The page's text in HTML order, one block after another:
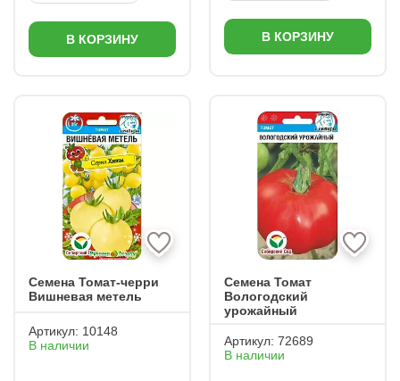
В КОРЗИНУ В КОРЗИНУ
Семена Томат-черри
Вишневая метель
Артикул: 10148
В наличии
Семена Томат
Вологодский
урожайный
Артикул: 72689
В наличии